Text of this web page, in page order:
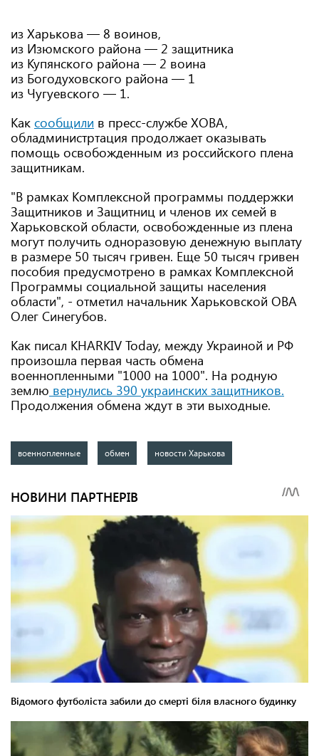
из Харькова — 8 воинов,
из Изюмского района — 2 защитника
из Купянского района — 2 воина
из Богодуховского района — 1
из Чугуевского — 1.
Как сообщили в пресс-службе ХОВА,
обладминистртация продолжает оказывать
помощь освобожденным из российского плена
защитникам.
"В рамках Комплексной программы поддержки
Защитников и Защитниц и членов их семей в
Харьковской области, освобожденные из плена
могут получить одноразовую денежную выплату
в размере 50 тысяч гривен. Еще 50 тысяч гривен
пособия предусмотрено в рамках Комплексной
Программы социальной защиты населения
области", - отметил начальник Харьковской ОВА
Олег Синегубов.
Как писал KHARKIV Today, между Украиной и РФ
произошла первая часть обмена
военнопленными "1000 на 1000". На родную
землю вернулись 390 украинских защитников.
Продолжения обмена ждут в эти выходные.
военнопленные обмен новости Харькова